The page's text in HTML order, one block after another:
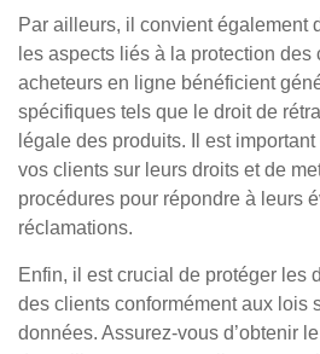
Par ailleurs, il convient également
les aspects liés à la protection des
acheteurs en ligne bénéficient
spécifiques tels que le droit de
légale des produits. Il est
vos clients sur leurs droits et de
procédures pour répondre à leurs
réclamations.
Enfin, il est crucial de protéger les
des clients conformément aux lois
données. Assurez-vous d’obtenir